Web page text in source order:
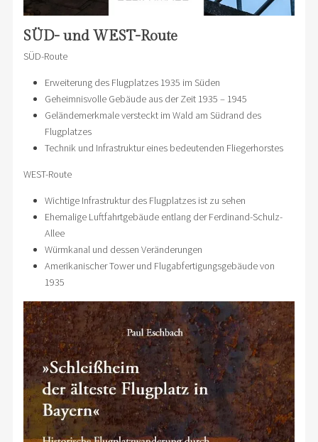
SÜD- und WEST-Route
SÜD-Route
Erweiterung des Flugplatzes 1935 im Süden
Geheimnisvolle Gebäude aus der Zeit 1935 – 1945
Geländemerkmale versteckt im Wald am Südrand des
Flugplatzes
Technik und Infrastruktur eines bedeutenden Fliegerhorstes
WEST-Route
Wichtige Infrastruktur des Flugplatzes ist zu sehen
Ehemalige Luftfahrtgebäude entlang der Ferdinand-Schulz-
Allee
Würmkanal und dessen Veränderungen
Amerikanischer Tower und Flugabfertigungsgebäude von
1935